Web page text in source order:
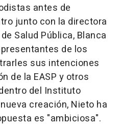
antes de
junto con la directora
Salud Pública, Blanca
de los
sus intenciones
de la EASP y otros
del Instituto
creación, Nieto ha
es "ambiciosa".